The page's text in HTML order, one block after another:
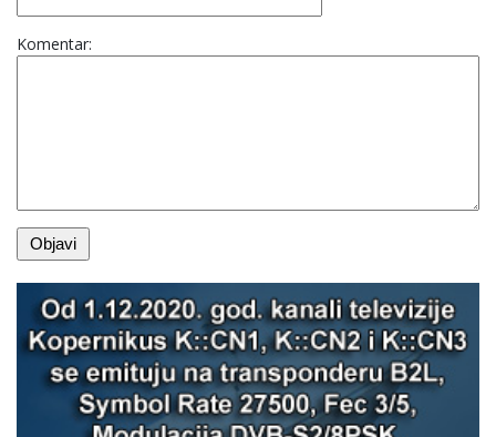
Komentar: